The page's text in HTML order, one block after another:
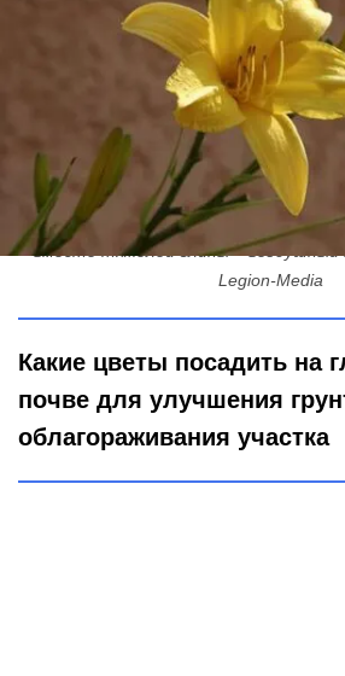
Эти 5 цветов выживут там, где сорняки
вместо тяжелой глины – воздушный
Legion-Media
Какие цветы посадить на
почве для улучшения
облагораживания участка